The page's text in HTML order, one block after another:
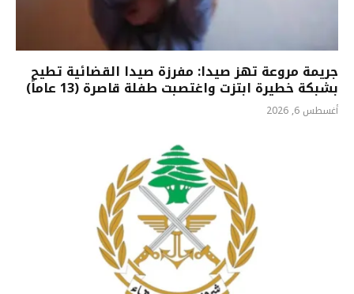
جريمة مروعة تهز صيدا: مفرزة صيدا القضائية تطيح
بشبكة خطيرة ابتزت واغتصبت طفلة قاصرة (13 عاماً)
أغسطس 6, 2026